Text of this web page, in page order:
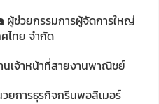
ผู้ช่วยกรรมการผู้จัดการใหญ่
ศไทย จำกัด
นเจ้าหน้าที่สายงานพาณิชย์
ยการธุรกิจกรีนพอลิเมอร์